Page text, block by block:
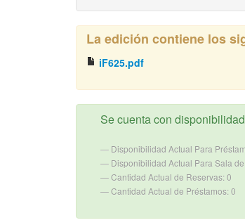
La edición contiene los
iF625.pdf
Se cuenta con
Disponibilidad Actual Para
Disponibilidad Actual Para Sala
Cantidad Actual de Reservas: 0
Cantidad Actual de Préstamos: 0